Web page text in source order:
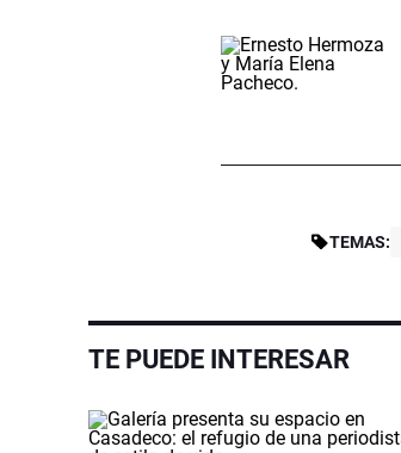
TEMAS:
TE PUEDE INTERESAR